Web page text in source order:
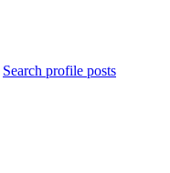
Search profile posts